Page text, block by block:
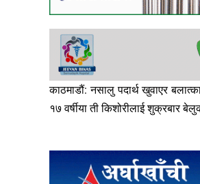
काठमाडौं: नसालु पदार्थ खुवाएर
१७ वर्षीया ती किशोरीलाई शुक्रबार